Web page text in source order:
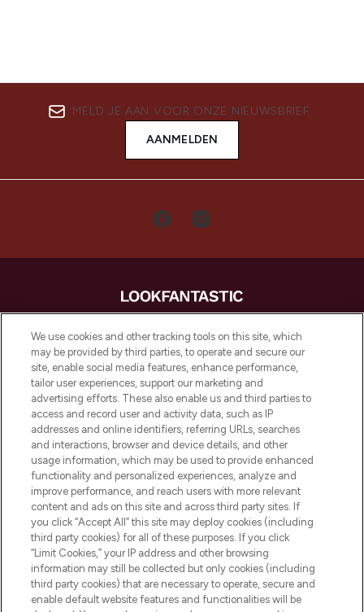
MELD JE AAN VOOR ONZE NIEUWSBRIEF
AANMELDEN
LOOKFANTASTIC is de ultieme online
beautybestemming van Europa, met de
beste huidverzorging, haarproducten en
make-up van meer dan 200 topmerken.
Shop online of via de app, met gratis
verzending vanaf €40.
Cookie-toestemming
Do Not Sell or Share My Personal
Information
HELP & INFORMATIE
BEDRIJFSINFORMATIE
We use cookies and other tracking tools on this site, which
may be provided by third parties, to operate and secure our
site, enable social media features, enhance performance,
tailor user experiences, support our marketing and
advertising efforts. These also enable us and third parties to
access and record user and activity data, such as IP
addresses and online identifiers, referring URLs, searches
and interactions, browser and device details, and other
usage information, which may be used to provide enhanced
functionality and personalized experiences, analyze and
improve performance, and reach users with more relevant
content and ads on this site and across third party sites. If
you click “Accept All” this site may deploy cookies (including
third party cookies) for all of these purposes. If you click
“Limit Cookies,” your IP address and other browsing
information may still be collected but only cookies (including
third party cookies) that are necessary to operate, secure and
enable default website features and functionalities will be